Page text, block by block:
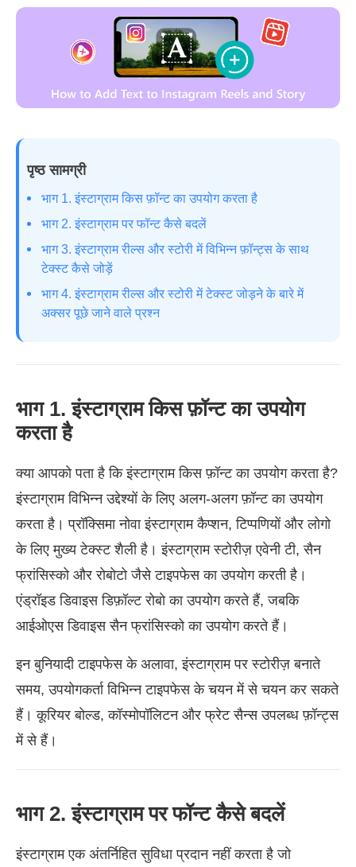
पृष्ठ सामग्री
भाग 1. इंस्टाग्राम किस फ़ॉन्ट का उपयोग करता है
भाग 2. इंस्टाग्राम पर फॉन्ट कैसे बदलें
भाग 3. इंस्टाग्राम रील्स और स्टोरी में विभिन्न फ़ॉन्ट्स के साथ
टेक्स्ट कैसे जोड़ें
भाग 4. इंस्टाग्राम रील्स और स्टोरी में टेक्स्ट जोड़ने के बारे में
अक्सर पूछे जाने वाले प्रश्न
भाग 1. इंस्टाग्राम किस फ़ॉन्ट का उपयोग
करता है
क्या आपको पता है कि इंस्टाग्राम किस फ़ॉन्ट का उपयोग करता है?
इंस्टाग्राम विभिन्न उद्देश्यों के लिए अलग-अलग फ़ॉन्ट का उपयोग
करता है। प्रॉक्सिमा नोवा इंस्टाग्राम कैप्शन, टिप्पणियों और लोगो
के लिए मुख्य टेक्स्ट शैली है। इंस्टाग्राम स्टोरीज़ एवेनी टी, सैन
फ्रांसिस्को और रोबोटो जैसे टाइपफेस का उपयोग करती है।
एंड्रॉइड डिवाइस डिफ़ॉल्ट रोबो का उपयोग करते हैं, जबकि
आईओएस डिवाइस सैन फ्रांसिस्को का उपयोग करते हैं।
इन बुनियादी टाइपफेस के अलावा, इंस्टाग्राम पर स्टोरीज़ बनाते
समय, उपयोगकर्ता विभिन्न टाइपफेस के चयन में से चयन कर सकते
हैं। कूरियर बोल्ड, कॉस्मोपॉलिटन और फ्रेट सैन्स उपलब्ध फ़ॉन्ट्स
में से हैं।
भाग 2. इंस्टाग्राम पर फॉन्ट कैसे बदलें
इंस्टाग्राम एक अंतर्निहित सुविधा प्रदान नहीं करता है जो